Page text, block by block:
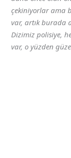
çekiniyorlar ama
var, artık burada
Dizimiz polisiye,
var, o yüzden